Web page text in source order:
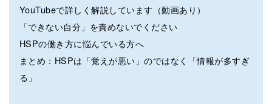
YouTubeで詳しく解説しています（動画あり）
「できない自分」を責めないでください
HSPの働き方に悩んでいる方へ
まとめ：HSPは「覚えが悪い」のではなく「情報が多すぎ
る」